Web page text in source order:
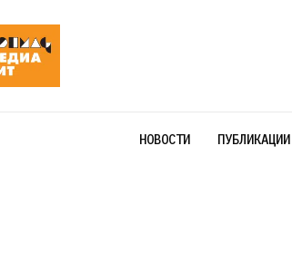
НОВОСТИ ПУБЛИКАЦИИ